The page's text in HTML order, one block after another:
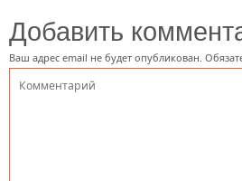
Добавить
Ваш адрес email не будет опубликован.